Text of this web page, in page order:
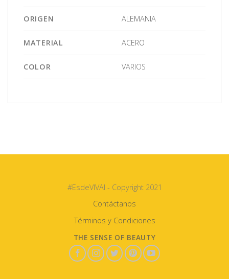
ORIGEN ALEMANIA
MATERIAL ACERO
COLOR VARIOS
#EsdeVIVAI - Copyright 2021
Contáctanos
Términos y Condiciones
THE SENSE OF BEAUTY